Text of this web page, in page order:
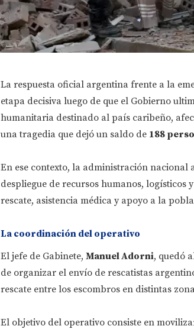
La respuesta oficial argentina frente a la
etapa decisiva luego de que el Gobierno
humanitaria destinado al país caribeño,
una tragedia que dejó un saldo de 188
En ese contexto, la administración
despliegue de recursos humanos,
rescate, asistencia médica y apoyo a la
La coordinación del operativo
El jefe de Gabinete, Manuel Adorni, quedó
de organizar el envío de rescatistas
rescate entre los escombros en distintas
El objetivo del operativo consiste en